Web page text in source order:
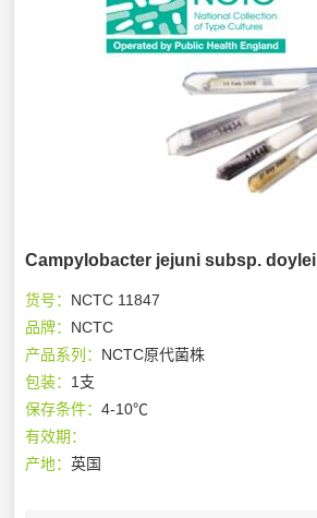
Campylobacter jejuni subsp. doylei
货号： NCTC 11847
品牌： NCTC
产品系列： NCTC原代菌株
包装： 1支
保存条件：4-10℃
有效期：
产地：英国